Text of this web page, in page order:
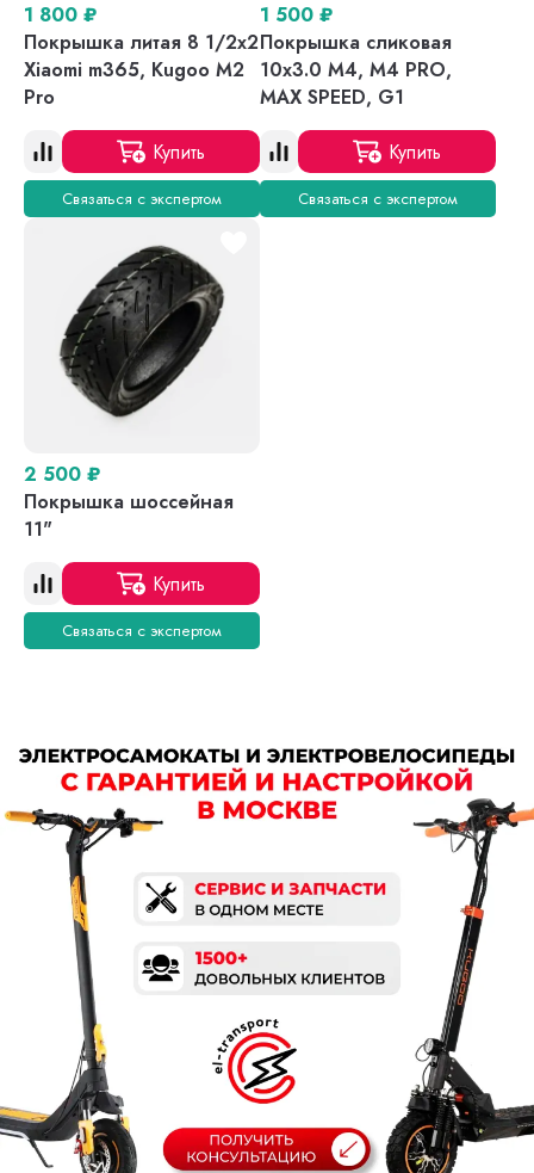
1 800 ₽
Покрышка литая 8 1/2х2
Xiaomi m365, Kugoo M2
Pro
Купить
Связаться с экспертом
1 500 ₽
Покрышка сликовая
10x3.0 M4, M4 PRO,
MAX SPEED, G1
Купить
Связаться с экспертом
2 500 ₽
Покрышка шоссейная
11"
Купить
Связаться с экспертом